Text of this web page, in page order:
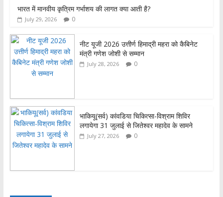
भारत में मानवीय कृत्रिम गर्भाशय की लागत क्या आती है?
July 29, 2026 0
नीट यूजी 2026 उत्तीर्ण हिमाद्री महरा को कैबिनेट
मंत्री गणेश जोशी से सम्मान
July 28, 2026 0
भाकियू(सर्व) कांवडिया चिकित्सा-विश्राम शिविर
लगायेगा 31 जुलाई से जितेश्वर महादेव के सामने
July 27, 2026 0